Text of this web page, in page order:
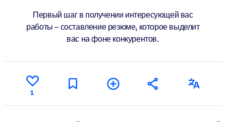
Первый шаг в получении интересующей вас
работы – составление резюме, которое выделит
вас на фоне конкурентов.
1